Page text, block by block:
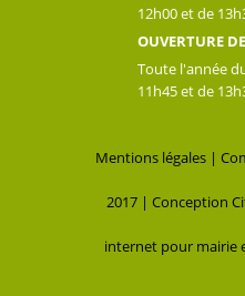
12h00 et de
OUVERTURE
Toute l'année
11h45 et de
Mentions légales |
2017 | Conception
internet pour mairie